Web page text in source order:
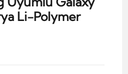
Li-Polymer